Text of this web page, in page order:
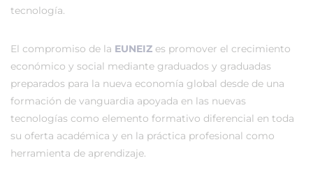
tecnología.
El compromiso de la EUNEIZ es promover el crecimiento
económico y social mediante graduados y graduadas
preparados para la nueva economía global desde de una
formación de vanguardia apoyada en las nuevas
tecnologías como elemento formativo diferencial en toda
su oferta académica y en la práctica profesional como
herramienta de aprendizaje.